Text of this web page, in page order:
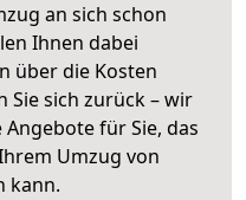
an sich schon
Ihnen dabei
über die Kosten
Sie sich zurück – wir
für Sie, das
Umzug von
kann.